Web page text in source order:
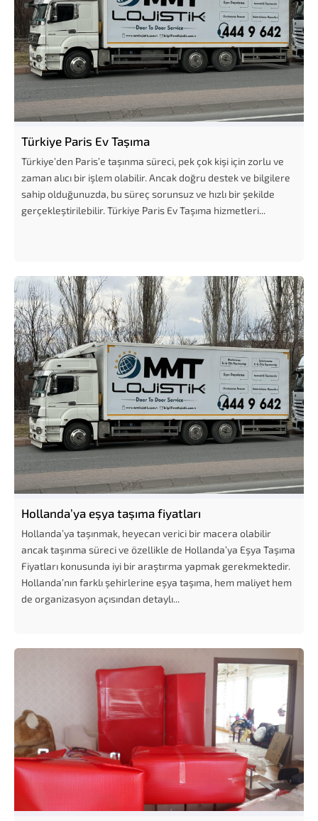
Türkiye Paris Ev Taşıma
Türkiye’den Paris’e taşınma süreci, pek çok kişi için zorlu ve
zaman alıcı bir işlem olabilir. Ancak doğru destek ve bilgilere
sahip olduğunuzda, bu süreç sorunsuz ve hızlı bir şekilde
gerçekleştirilebilir. Türkiye Paris Ev Taşıma hizmetleri...
Hollanda’ya eşya taşıma fiyatları
Hollanda’ya taşınmak, heyecan verici bir macera olabilir
ancak taşınma süreci ve özellikle de Hollanda’ya Eşya Taşıma
Fiyatları konusunda iyi bir araştırma yapmak gerekmektedir.
Hollanda’nın farklı şehirlerine eşya taşıma, hem maliyet hem
de organizasyon açısından detaylı...